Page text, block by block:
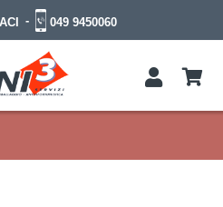
- 049 9450060